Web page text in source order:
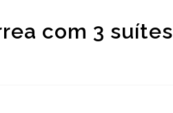
com 3 suítes